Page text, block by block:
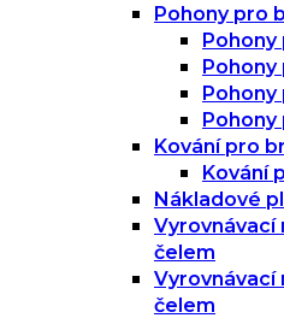
Pohony pro
Pohony
Pohony
Pohony
Pohony
Kování pro
Kování
Nákladové
Vyrovnávací
čelem
Vyrovnávací
čelem